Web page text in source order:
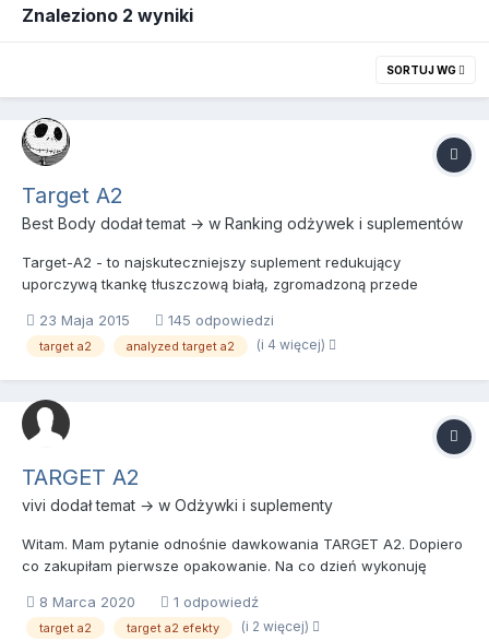
Znaleziono 2 wyniki
SORTUJ WG
Target A2
Best Body dodał temat → w Ranking odżywek i suplementów
Target-A2 - to najskuteczniejszy suplement redukujący
uporczywą tkankę tłuszczową białą, zgromadzoną przede
z myślą o ludziach, którzy w krótkim czasie chcą poprawić
estetykę swojej sylwetki, poprzez redukcję nadmiernej tkanki
23 Maja 2015 145 odpowiedzi
target a2 analyzed target a2 (i 4 więcej)
TARGET A2
vivi dodał temat → w Odżywki i suplementy
Witam. Mam pytanie odnośnie dawkowania TARGET A2. Dopiero
co zakupiłam pierwsze opakowanie. Na co dzień wykonuję
tarczycy dlatego codziennie na czczo zażywam Letrox. Trening
zazwyczaj wykonuję rano, po śniadaniu. Proszę o odpowiedź
8 Marca 2020 1 odpowiedź
target a2 target a2 efekty (i 2 więcej)